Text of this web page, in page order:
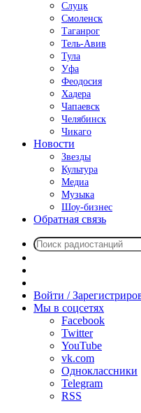
Слуцк
Смоленск
Таганрог
Тель-Авив
Тула
Уфа
Феодосия
Хадера
Чапаевск
Челябинск
Чикаго
Новости
Звезды
Культура
Медиа
Музыка
Шоу-бизнес
Обратная связь
радио
Войти /
Мы в соцсетях
Facebook
Twitter
YouTube
vk.com
Одноклассники
Telegram
RSS